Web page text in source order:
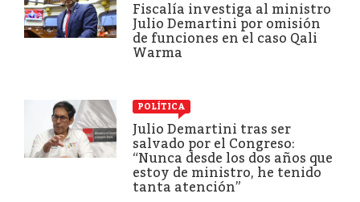
Fiscalía investiga al ministro
Julio Demartini por omisión
de funciones en el caso Qali
Warma
POLÍTICA
Julio Demartini tras ser
salvado por el Congreso:
“Nunca desde los dos años que
estoy de ministro, he tenido
tanta atención”